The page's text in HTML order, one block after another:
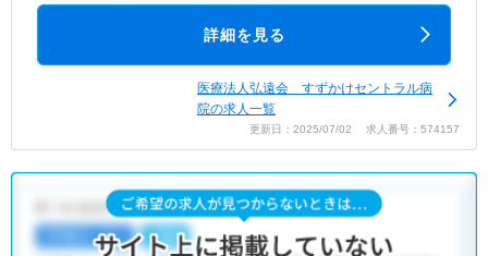
詳細を見る
医療法人弘遠会 すずかけセントラル病
院の求人一覧
更新日：2025/07/02 求人番号：574157